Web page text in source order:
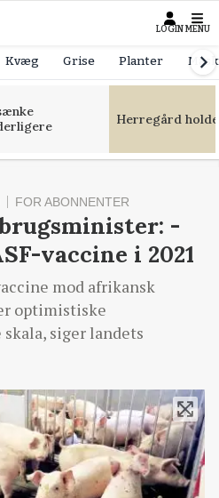
LOGIN MENU
Kvæg Grise Planter
Herregård
FOR ABONNENTER
-
vaccine i 2021
mod afrikansk
optimistiske
siger landets